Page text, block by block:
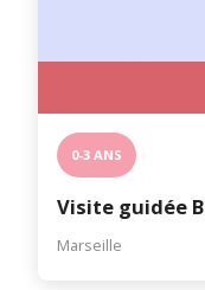
0-3 ANS
Visite guidée
Marseille